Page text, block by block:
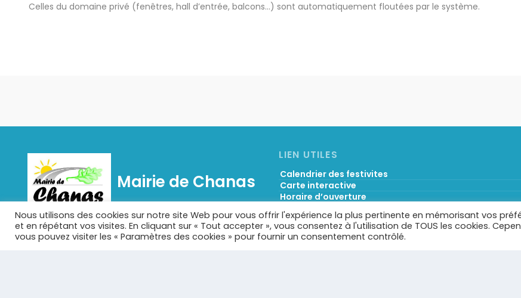
Celles du domaine privé (fenêtres, hall d’entrée, balcons…) sont automatiquement floutées par le système.
Mairie de Chanas
Chanas est une commune française située dans le
département de l'Isère en région Auvergne-Rhône-
Alpes.
LIEN UTILES
Calendrier des festivites
Carte interactive
Horaire d’ouverture
Services municipaux & liens utiles
Démarches administratives
Portail famille
Nous utilisons des cookies sur notre site Web pour vous offrir l'expérience la plus pertinente en mémorisant vos
et en répétant vos visites. En cliquant sur « Tout accepter », vous consentez à l'utilisation de TOUS les cookies.
vous pouvez visiter les « Paramètres des cookies » pour fournir un consentement contrôlé.